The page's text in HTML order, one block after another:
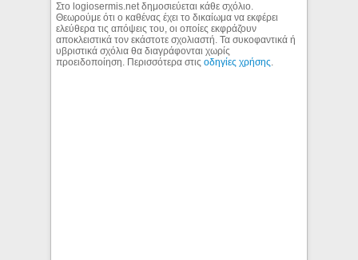
Στο logiosermis.net δημοσιεύεται κάθε σχόλιο.
Θεωρούμε ότι ο καθένας έχει το δικαίωμα να εκφέρει
ελεύθερα τις απόψεις του, οι οποίες εκφράζουν
αποκλειστικά τον εκάστοτε σχολιαστή. Τα συκοφαντικά ή
υβριστικά σχόλια θα διαγράφονται χωρίς
προειδοποίηση. Περισσότερα στιςοδηγίες χρήσης.